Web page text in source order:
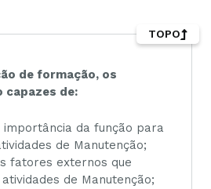
de formação, os
capazes de:
da função para
de Manutenção;
fatores externos que
de Manutenção;
TOPO